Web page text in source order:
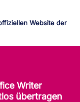
Website der
Writer
übertragen